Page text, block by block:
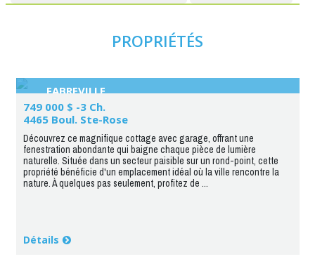
PROPRIÉTÉS
FABREVILLE
749 000 $ -3 Ch.
4465 Boul. Ste-Rose
Découvrez ce magnifique cottage avec garage, offrant une
fenestration abondante qui baigne chaque pièce de lumière
naturelle. Située dans un secteur paisible sur un rond-point, cette
propriété bénéficie d'un emplacement idéal où la ville rencontre la
nature. À quelques pas seulement, profitez de ...
Détails